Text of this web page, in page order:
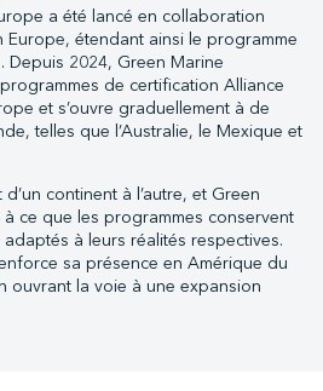
a été lancé en collaboration
Europe, étendant ainsi le programme
Depuis 2024, Green Marine
de certification Alliance
et s’ouvre graduellement à de
telles que l’Australie, le Mexique et
continent à l’autre, et Green
ce que les programmes conservent
à leurs réalités respectives.
sa présence en Amérique du
ouvrant la voie à une expansion